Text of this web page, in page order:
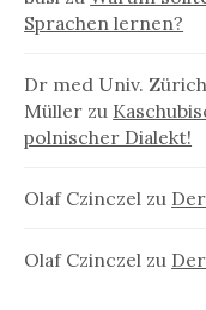
Sprachen lernen?
Dr med Univ.
Müller zu
polnischer Dialekt!
Olaf Czinczel zu
Olaf Czinczel zu